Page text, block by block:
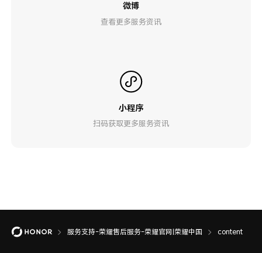
微博
查看更多服务资讯
小程序
扫码获取更多服务资讯
服务支持-荣耀售后服务-荣耀官网|荣耀中国 content